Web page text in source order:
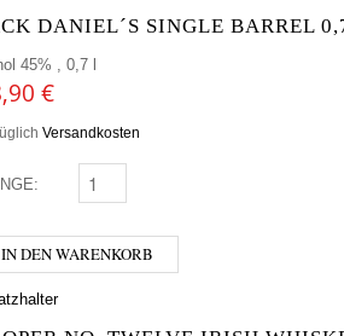
DANIEL´S SINGLE BARREL
45% , 0,7 l
€
Versandkosten
JACK DANIEL´S SINGLE BARREL
IN DEN WARENKORB